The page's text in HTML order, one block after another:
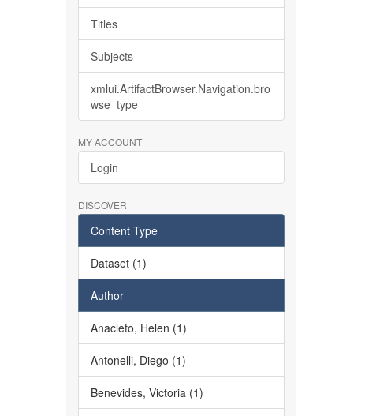
Titles
Subjects
xmlui.ArtifactBrowser.Navigation.bro
wse_type
MY ACCOUNT
Login
DISCOVER
Content Type
Dataset (1)
Author
Anacleto, Helen (1)
Antonelli, Diego (1)
Benevides, Victoria (1)